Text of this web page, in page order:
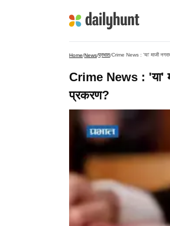
Home/News/प्रभात/Crime News : 'या' माजी
Crime News : 'या'
प्रकरण?